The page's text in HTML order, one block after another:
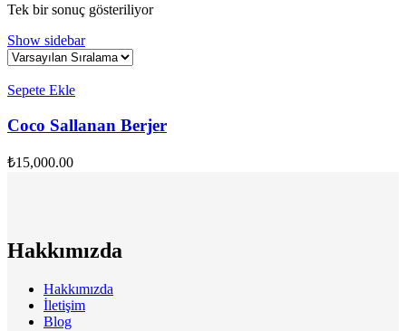
Tek bir sonuç gösteriliyor
Show sidebar
Sepete Ekle
Coco Sallanan Berjer
₺15,000.00
Hakkımızda
Hakkımızda
İletişim
Blog